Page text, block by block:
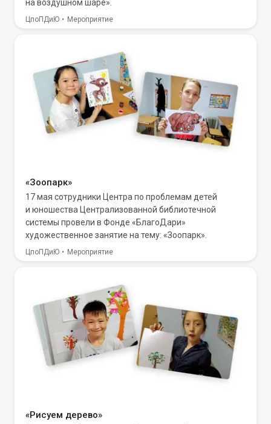
на воздушном шаре».
ЦпоПДиЮ Мероприятие
«Зоопарк»
17 мая сотрудники Центра по проблемам детей
и юношества Централизованной библиотечной
системы провели в Фонде «БлагоДари»
художественное занятие на тему: «Зоопарк».
ЦпоПДиЮ Мероприятие
«Рисуем дерево»